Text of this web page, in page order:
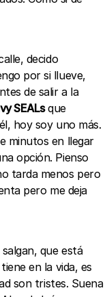
decido
por si llueve,
de salir a la
SEALsque
hoy soy uno más.
minutos en llegar
opción. Pienso
tarda menos pero
pero me deja
que está
en la vida, es
son tristes. Suena